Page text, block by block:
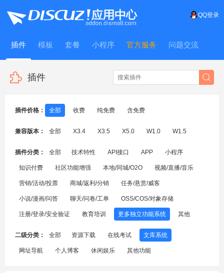
QQ登录
插件 模板 套餐 小程序 官方服务 问题交流
WitFrame
插件
插件价格： 全部 收费 纯免费 含免费
兼容版本： 全部 X3.4 X3.5 X5.0 W1.0 W1.5
插件分类： 全部 技术特性 API接口 APP 小程序
知识付费 社区功能增强 本地/同城/O2O 视频/直播/音乐
营销/活动/投票 商城/返利/分销 任务/悬赏/威客
小说/漫画/问答 聊天/问卷/工单 OSS/COS/对象存储
注册/登录/安全验证 教育培训 更多独立功能系统 其他
二级分类： 全部 资源下载 在线考试 文库系统
网址导航 个人博客 休闲娱乐 其他功能